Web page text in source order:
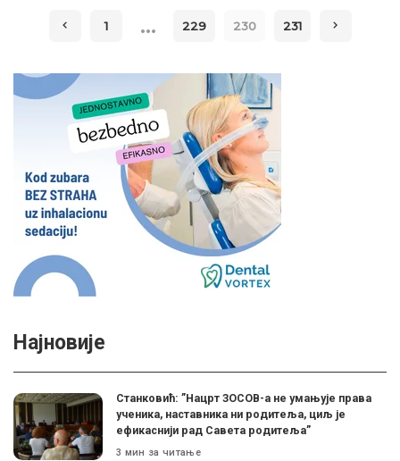
1 … 229 230 231
Најновије
Станковић: ”Нацрт ЗОСОВ-а не умањује права
ученика, наставника ни родитеља, циљ је
ефикаснији рад Савета родитеља”
3 мин за читање